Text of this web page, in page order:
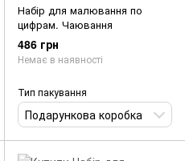
Набір для малювання по
цифрам. Чаювання
486 грн
Немає в наявності
Тип пакування
Подарункова коробка